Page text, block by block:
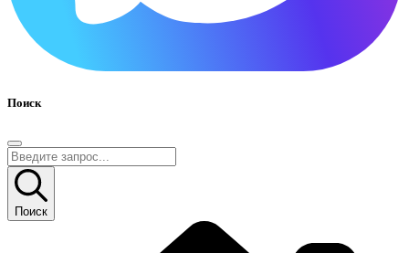
Поиск
Поиск